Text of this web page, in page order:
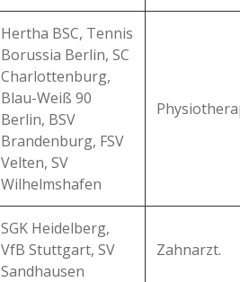
Hertha BSC, Tennis
Borussia Berlin, SC
Charlottenburg,
Blau-Weiß 90
Berlin, BSV
Brandenburg, FSV
Velten, SV
Wilhelmshafen
SGK Heidelberg,
VfB Stuttgart, SV
Sandhausen
Zahnarzt.